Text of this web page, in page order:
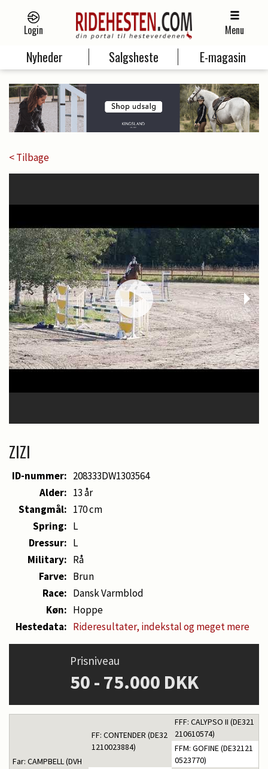
Login Menu
Nyheder Salgsheste E-magasin
< Tilbage
ZIZI
ID-nummer: 208333DW1303564
Alder: 13 år
Stangmål: 170 cm
Spring: L
Dressur: L
Military: Rå
Farve: Brun
Race: Dansk Varmblod
Køn: Hoppe
Hestedata: Rideresultater, indekstal og meget mere
Prisniveau
50 - 75.000 DKK
Far: CAMPBELL (DVH
FF: CONTENDER (DE32
1210023884)
FFF: CALYPSO II (DE321
210610574)
FFM: GOFINE (DE32121
0523770)